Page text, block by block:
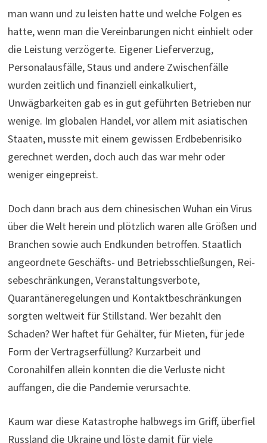
man wann und zu leisten hatte und welche Folgen es
hatte, wenn man die Vereinbarungen nicht einhielt oder
die Leistung verzögerte. Eigener Lieferverzug,
Personalausfälle, Staus und andere Zwischenfälle
wurden zeitlich und finanziell einkalkuliert,
Unwägbarkeiten gab es in gut geführten Betrieben nur
wenige. Im globalen Handel, vor allem mit asiatischen
Staaten, musste mit einem gewissen Erdbebenrisiko
gerechnet werden, doch auch das war mehr oder
weniger eingepreist.
Doch dann brach aus dem chinesischen Wuhan ein Virus
über die Welt herein und plötzlich waren alle Größen und
Branchen sowie auch Endkunden betroffen. Staat­lich
ange­ord­nete Geschäfts- und Betriebs­schlie­ßungen, Rei­
se­be­schrän­kungen, Ver­an­stal­tungs­ver­bote,
Quarantäneregelungen und Kontaktbeschrän­kungen
sorgten weltweit für Stillstand. Wer bezahlt den
Schaden? Wer haftet für Gehälter, für Mieten, für jede
Form der Vertragserfüllung? Kurzarbeit und
Coronahilfen allein konnten die die Verluste nicht
auffangen, die die Pandemie verursachte.
Kaum war diese Katastrophe halbwegs im Griff, überfiel
Russland die Ukraine und löste damit für viele